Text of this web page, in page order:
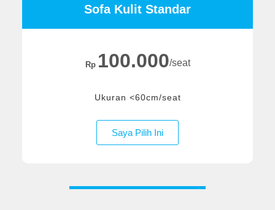
Sofa Kulit Standar
Rp 100.000/seat
Ukuran <60cm/seat
Saya Pilih Ini